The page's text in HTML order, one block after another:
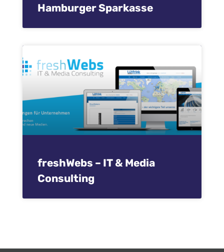
Hamburger Sparkasse
freshWebs – IT & Media
Consulting